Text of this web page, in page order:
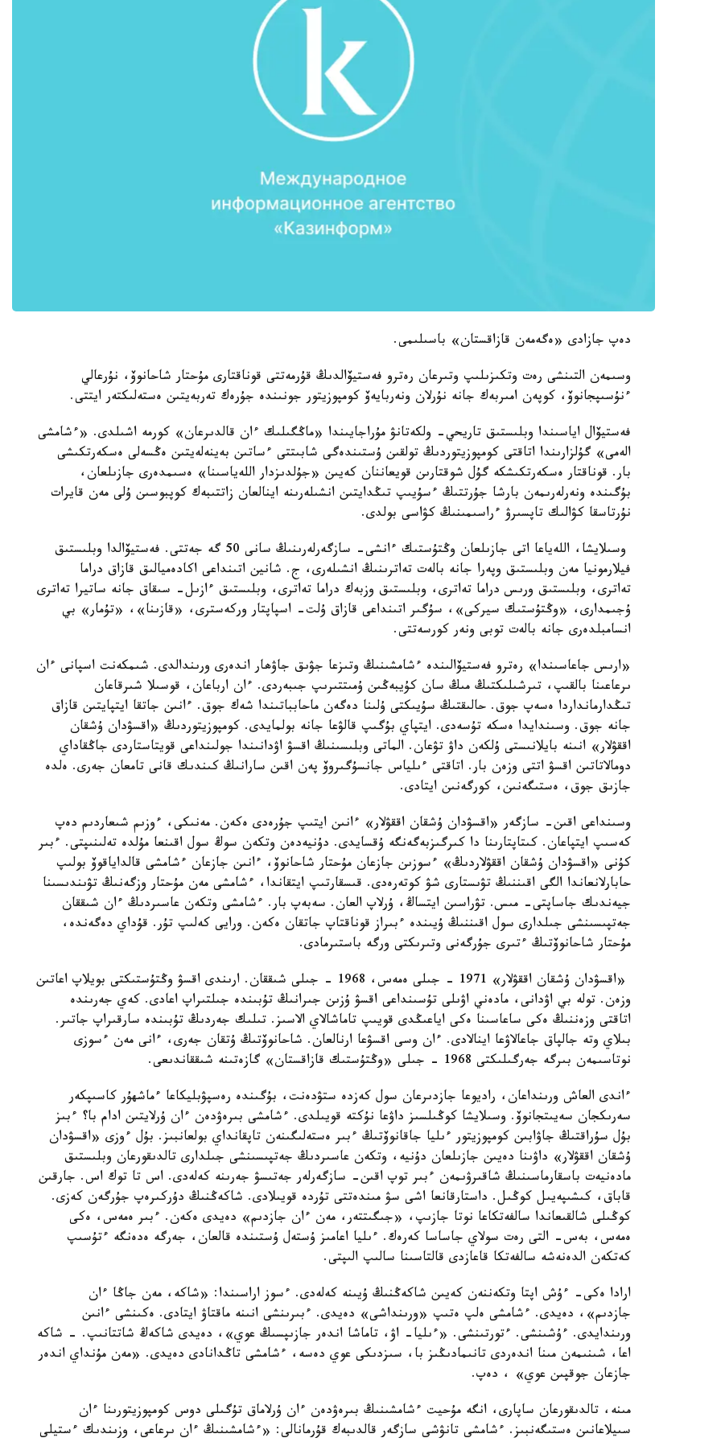
دەپ جازادى «ەگەمەن قازاقستان» باسىلىمى.
وسىمەن التىنشى رەت وتكىزىلىپ وتىرعان رەترو فەستيۆالدىڭ قۇرمەتتى قوناقتارى مۇحتار شاحانوۆ، نۇرعالي
ءنۇسىپجانوۆ، كوپەن امىربەك جانە نۇرلان ونەربايەۆ كومپوزيتور جونىندە جۇرەك تەربەيتىن ەستەلىكتەر ايتتى.
فەستيۆال اياسىندا وبلىستىق تاريحي- ولكەتانۋ مۇراجايىندا «ماڭگىلىك ءان قالدىرعان» كورمە اشىلدى. «ءشامشى
الەمى» گۇلزارىندا اتاقتى كومپوزيتوردىڭ تولقىن ۇستىندەگى شابىتتى ءساتىن بەينەلەيتىن ەڭسەلى ەسكەرتكىشى
بار. قوناقتار ەسكەرتكىشكە گۇل شوقتارىن قويعاننان كەيىن «جۇلدىزدار اللەياسىنا» ەسىمدەرى جازىلعان،
بۇگىندە ونەرلەرىمەن بارشا جۇرتتىڭ ءسۇيىپ تىڭدايتىن انشىلەرىنە اينالعان زاتتىبەك كوپبوسىن ۇلى مەن قايرات
نۇرتاسقا كۋالىك تاپسىرۋ ءراسىمىنىڭ كۋاسى بولدى.
وسىلايشا، اللەياعا اتى جازىلعان وڭتۇستىك ءانشى- سازگەرلەرىنىڭ سانى 50 گە جەتتى. فەستيۆالدا وبلىستىق
فيلارمونيا مەن وبلىستىق وپەرا جانە بالەت تەاترىنىڭ انشىلەرى، ج. شانين اتىنداعى اكادەميالىق قازاق دراما
تەاترى، وبلىستىق ورىس دراما تەاترى، وبلىستىق وزبەك دراما تەاترى، وبلىستىق ءازىل- سىقاق جانە ساتيرا تەاترى
ۇجىمدارى، «وڭتۇستىك سيركى»، سۇگىر اتىنداعى قازاق ۇلت- اسپاپتار وركەسترى، «قازىنا»، «تۇمار» بي
انسامبلدەرى جانە بالەت توبى ونەر كورسەتتى.
«ارىس جاعاسىندا» رەترو فەستيۆالىندە ءشامشىنىڭ وتىزعا جۋىق جاۋھار اندەرى ورىندالدى. شىمكەنت اسپانى ءان
ىرعاعىنا بالقىپ، تىرشىلىكتىڭ مىڭ سان كۇيبەڭىن ۇمىتتىرىپ جىبەردى. ءان ارباعان، قوسىلا شىرقاعان
تىڭدارمانداردا ەسەپ جوق. حالىقتىڭ سۇيىكتى ۇلىنا دەگەن ماحابباتىندا شەك جوق. ءانىن جاتقا ايتپايتىن قازاق
جانە جوق. وسىندايدا ەسكە تۇسەدى. ايتپاي بۇگىپ قالۋعا جانە بولمايدى. كومپوزيتوردىڭ «اقسۋدان ۇشقان
اققۋلار» انىنە بايلانىستى ۇلكەن داۋ تۋعان. الماتى وبلىسىنىڭ اقسۋ اۋدانىندا جولىنداعى قويتاستاردى جاڭقاداي
دومالاتاتىن اقسۋ اتتى وزەن بار. اتاقتى ءىلياس جانسۇگىروۆ پەن اقىن سارانىڭ كىندىك قانى تامعان جەرى. ەلدە
جازىق جوق، ەستىگەنىن، كورگەنىن ايتادى.
وسىنداعى اقىن- سازگەر «اقسۋدان ۇشقان اققۋلار» ءانىن ايتىپ جۇرەدى ەكەن. مەنىكى، ءوزىم شىعاردىم دەپ
كەسىپ ايتپاعان. كىتاپتارىنا دا كىرگىزبەگەنگە ۇقسايدى. دۇنيەدەن وتكەن سوڭ سول اقىنعا مۇلدە تەلىنىپتى. ءبىر
كۇنى «اقسۋدان ۇشقان اققۋلاردىڭ» ءسوزىن جازعان مۇحتار شاحانوۆ، ءانىن جازعان ءشامشى قالداياقوۆ بولىپ
حابارلانعاندا الگى اقىننىڭ تۋىستارى شۋ كوتەرەدى. قىسقارتىپ ايتقاندا، ءشامشى مەن مۇحتار وزگەنىڭ تۋىندىسىنا
جيەندىك جاساپتى- مىس. تۋراسىن ايتساڭ، ۇرلاپ العان. سەبەپ بار. ءشامشى وتكەن عاسىردىڭ ءان شىققان
جەتپىسىنشى جىلدارى سول اقىننىڭ ۇيىندە ءبىراز قوناقتاپ جاتقان ەكەن. ورايى كەلىپ تۇر. قۇداي دەگەندە،
مۇحتار شاحانوۆتىڭ ءتىرى جۇرگەنى وتىرىكتى ورگە باستىرمادى.
«اقسۋدان ۇشقان اققۋلار» 1971 - جىلى ەمەس، 1968 - جىلى شىققان. ارىندى اقسۋ وڭتۇستىكتى بويلاپ اعاتىن
وزەن. تولە بي اۋدانى، مادەني اۋىلى تۇسىنداعى اقسۋ ۇزىن جىرانىڭ تۇبىندە جىلتىراپ اعادى. كەي جەرىندە
اتاقتى وزەننىڭ ەكى ساعاسىنا ەكى اياعىڭدى قويىپ تاماشالاي الاسىز. تىلىك جەردىڭ تۇبىندە سارقىراپ جاتىر.
بىلاي وتە جالپاق جاعالاۋعا اينالادى. ءان وسى اقسۋعا ارنالعان. شاحانوۆتىڭ ۇتقان جەرى، ءانى مەن ءسوزى
نوتاسىمەن بىرگە جەرگىلىكتى 1968 - جىلى «وڭتۇستىك قازاقستان» گازەتىنە شىققاندىعى.
ءاندى العاش ورىنداعان، راديوعا جازدىرعان سول كەزدە ستۋدەنت، بۇگىندە رەسپۋبليكاعا ءماشھۇر كاسىپكەر
سەرىكجان سەيىتجانوۆ. وسىلايشا كوڭىلسىز داۋعا نۇكتە قويىلدى. ءشامشى بىرەۋدەن ءان ۇرلايتىن ادام با؟ ءبىز
بۇل سۇراقتىڭ جاۋابىن كومپوزيتور ءىليا جاقانوۆتىڭ ءبىر ەستەلىگىنەن تاپقانداي بولعانبىز. بۇل ءوزى «اقسۋدان
ۇشقان اققۋلار» داۋىنا دەيىن جازىلعان دۇنيە، وتكەن عاسىردىڭ جەتپىسىنشى جىلدارى تالدىقورعان وبلىستىق
مادەنيەت باسقارماسىنىڭ شاقىرۋىمەن ءبىر توپ اقىن- سازگەرلەر جەتىسۋ جەرىنە كەلەدى. اس تا توك اس. جارقىن
قاباق، كىشىپەيىل كوڭىل. داستارقانعا اشى سۋ مىندەتتى تۇردە قويىلادى. شاكەڭنىڭ دۇركىرەپ جۇرگەن كەزى.
كوڭىلى شالقىعاندا سالفەتكاعا نوتا جازىپ، «جىگىتتەر، مەن ءان جازدىم» دەيدى ەكەن. ءبىر ەمەس، ەكى
ەمەس، بەس- التى رەت سولاي جاساسا كەرەك. ءىليا اعامىز ۇستەل ۇستىندە قالعان، جەرگە ەدەنگە ءتۇسىپ
كەتكەن الدەنەشە سالفەتكا قاعازدى قالتاسىنا سالىپ الىپتى.
ارادا ەكى- ءۇش اپتا وتكەننەن كەيىن شاكەڭنىڭ ۇيىنە كەلەدى. ءسوز اراسىندا: «شاكە، مەن جاڭا ءان
جازدىم»، دەيدى. ءشامشى ەلپ ەتىپ «ورىنداشى» دەيدى. ءبىرىنشى انىنە ماقتاۋ ايتادى. ەكىنشى ءانىن
ورىندايدى. ءۇشىنشى. ءتورتىنشى. «ءىليا- اۋ، تاماشا اندەر جازىپسىڭ عوي»، دەيدى شاكەڭ شاتتانىپ. - شاكە
اعا، شىنىمەن مىنا اندەردى تانىمادىڭىز با، سىزدىكى عوي دەسە، ءشامشى تاڭدانادى دەيدى. «مەن مۇنداي اندەر
جازعان جوقپىن عوي» ، دەپ.
مىنە، تالدىقورعان ساپارى، انگە مۇحيت ءشامشىنىڭ بىرەۋدەن ءان ۇرلاماق تۇگىلى دوس كومپوزيتورىنا ءان
سىيلاعانىن ەستىگەنبىز. ءشامشى تانۋشى سازگەر قالدىبەك قۇرمانالى: «ءشامشىنىڭ ءان ىرعاعى، وزىندىك ءستيلى